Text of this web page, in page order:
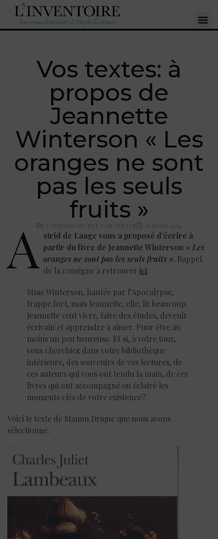
Vos textes: à
propos de
Jeannette
Winterson « Les
oranges ne sont
pas les seuls
fruits »
L'ATELIER OUVERT VOS TEXTES 19 MARS 2014
A strid de Laage vous a proposé d’écrire à
partir du livre de Jeannette Winterson « Les
oranges ne sont pas les seuls fruits ». Rappel
de la consigne à retrouver ici:
Mme Winterson, hantée par l’Apocalypse,
frappe fort, mais Jeannette, elle, lit beaucoup.
Jeannette veut vivre, faire des études, devenir
écrivain et apprendre à aimer. Pour être au
moins un peu heureuse. Et si, à votre tour,
vous cherchiez dans votre bibliothèque
intérieure, des souvenirs de vos lectures, de
ces auteurs qui vous ont tendu la main, de ces
livres qui ont accompagné ou éclairé les
moments clés de votre existence?
Voici le texte de Manon Drique que nous avons
sélectionné.